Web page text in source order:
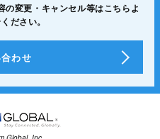
の変更・キャンセル等はこちらよ
ださい。
わせ